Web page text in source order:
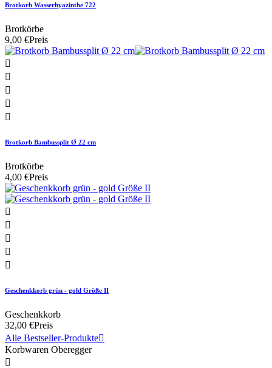
Brotkorb Wasserhyazinthe 722
Brotkörbe
9,00 €Preis





Brotkorb Bambussplit Ø 22 cm
Brotkörbe
4,00 €Preis





Geschenkkorb grün - gold Größe II
Geschenkkorb
32,00 €Preis
Alle Bestseller-Produkte
Korbwaren Oberegger
